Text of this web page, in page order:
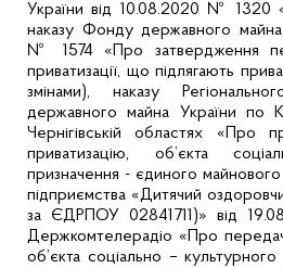
України від 10.08.2020 № 1320
наказу Фонду державного майна
№ 1574 «Про затвердження
приватизації, що підлягають
змінами), наказу
державного майна України по
Чернігівській областях «Про
приватизацію, об’єкта
призначення - єдиного
підприємства «Дитячий
за ЄДРПОУ 02841711)» від
Держкомтелерадіо «Про
об’єкта соціально –